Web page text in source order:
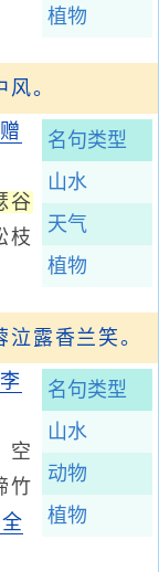
植物
。
名句类型
山水
天气
植物
谷
枝
露香兰笑。
名句类型
山水
动物
植物
空
竹